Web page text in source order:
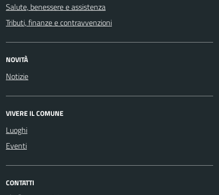
Salute, benessere e assistenza
Tributi, finanze e contravvenzioni
NOVITÀ
Notizie
VIVERE IL COMUNE
Luoghi
Eventi
CONTATTI